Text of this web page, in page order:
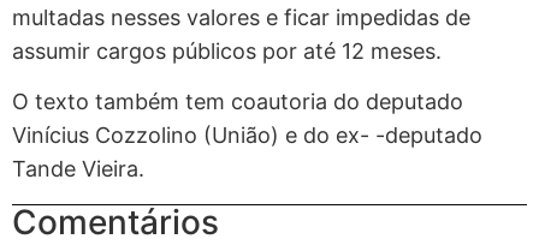
multadas nesses valores e ficar impedidas de
assumir cargos públicos por até 12 meses.
O texto também tem coautoria do deputado
Vinícius Cozzolino (União) e do ex- -deputado
Tande Vieira.
Comentários